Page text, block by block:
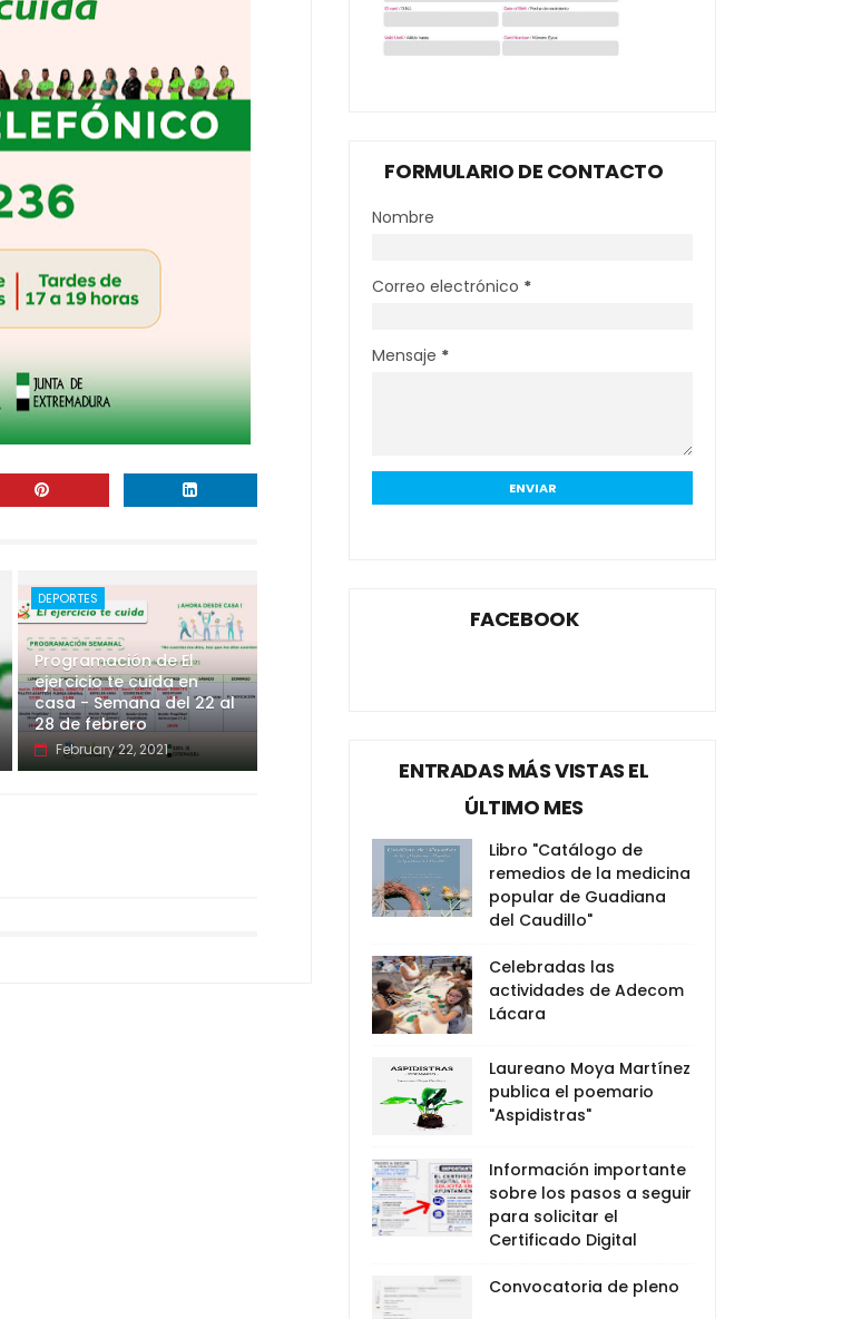
DEPORTES
Programación de El
ejercicio te cuida en
casa - Semana del 22 al
28 de febrero
February 22, 2021
FORMULARIO DE CONTACTO
Nombre
Correo electrónico *
Mensaje *
FACEBOOK
ENTRADAS MÁS VISTAS EL
ÚLTIMO MES
Libro "Catálogo de
remedios de la medicina
popular de Guadiana
del Caudillo"
Celebradas las
actividades de Adecom
Lácara
Laureano Moya Martínez
publica el poemario
"Aspidistras"
Información importante
sobre los pasos a seguir
para solicitar el
Certificado Digital
Convocatoria de pleno